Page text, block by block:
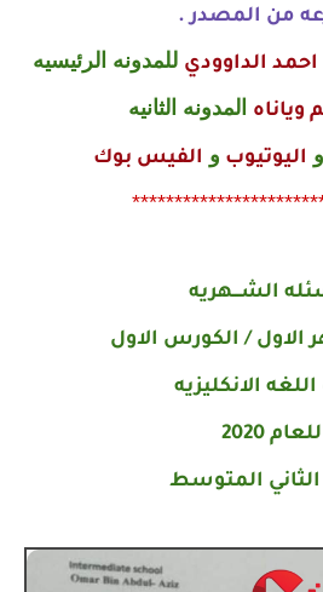
من المصدر .
احمد الداوودي للمدونه الرئيسيه
وياناه
المدونه الثانيه
و اليوتيوب و الفيس بوك
الشـــهريه
الاول / الكورس الاول
الانكليزيه
للعام 2020
المتوسط